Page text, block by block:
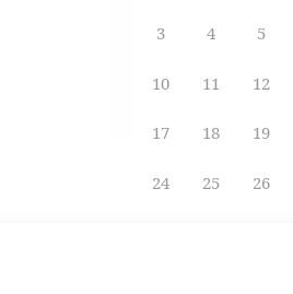
3 4 5
10 11 12
17 18 19
24 25 26